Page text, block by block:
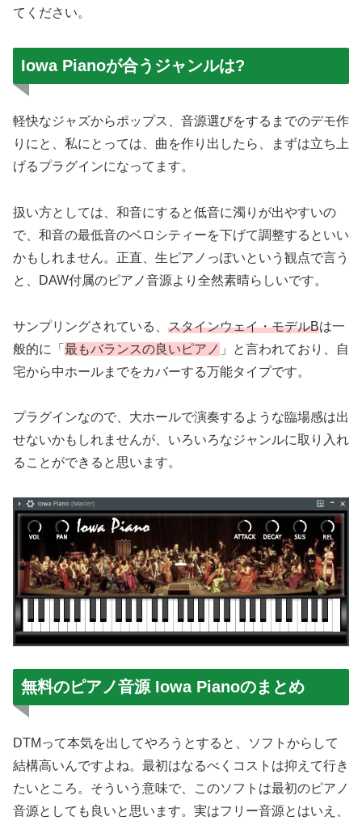
てください。
Iowa Pianoが合うジャンルは?
軽快なジャズからポップス、音源選びをするまでのデモ作
りにと、私にとっては、曲を作り出したら、まずは立ち上
げるプラグインになってます。
扱い方としては、和音にすると低音に濁りが出やすいの
で、和音の最低音のベロシティーを下げて調整するといい
かもしれません。正直、生ピアノっぽいという観点で言う
と、DAW付属のピアノ音源より全然素晴らしいです。
サンプリングされている、 スタインウェイ・モデルBは一
般的に「 最もバランスの良いピアノ 」と言われており、自
宅から中ホールまでをカバーする万能タイプです。
プラグインなので、大ホールで演奏するような臨場感は出
せないかもしれませんが、いろいろなジャンルに取り入れ
ることができると思います。
無料のピアノ音源 Iowa Pianoのまとめ
DTMって本気を出してやろうとすると、ソフトからして
結構高いんですよね。最初はなるべくコストは抑えて行き
たいところ。そういう意味で、このソフトは最初のピアノ
音源としても良いと思います。実はフリー音源とはいえ、